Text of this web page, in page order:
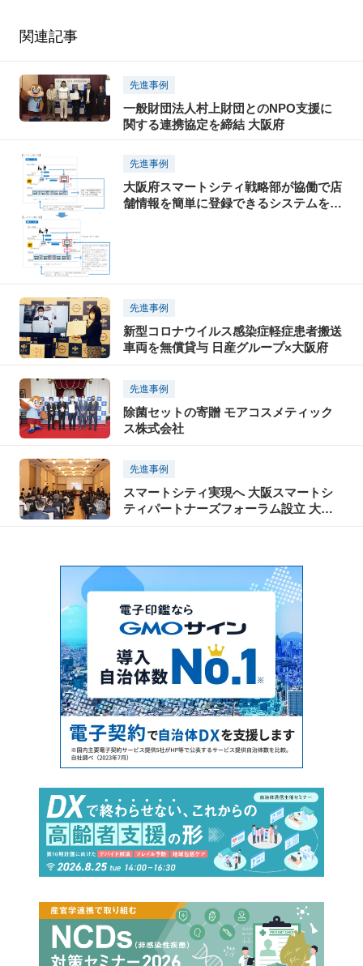
関連記事
先進事例
一般財団法人村上財団とのNPO支援に
関する連携協定を締結 大阪府
先進事例
大阪府スマートシティ戦略部が協働で店
舗情報を簡単に登録できるシステムを構
先進事例
新型コロナウイルス感染症軽症患者搬送
車両を無償貸与 日産グループ×大阪府
先進事例
除菌セットの寄贈 モアコスメティック
ス株式会社
先進事例
スマートシティ実現へ 大阪スマートシ
ティパートナーズフォーラム設立 大阪